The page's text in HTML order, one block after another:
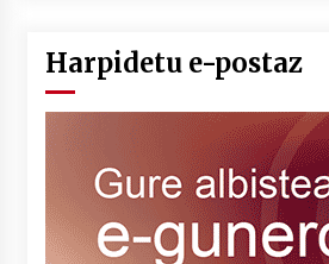
Harpidetu e-postaz